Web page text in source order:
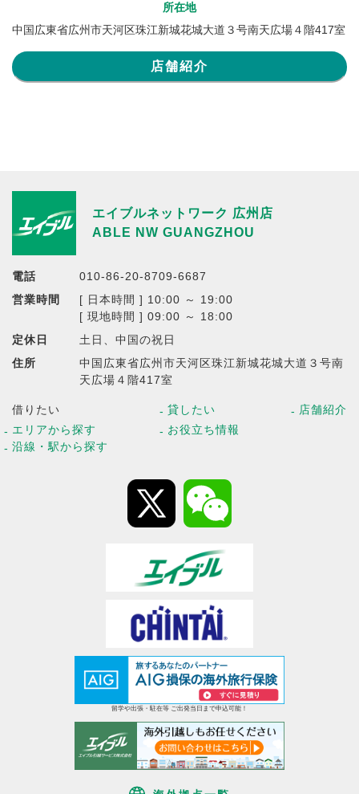
所在地
中国広東省広州市天河区珠江新城花城大道３号南天広場４階417室
店舗紹介
エイブルネットワーク 広州店
ABLE NW GUANGZHOU
電話
010-86-20-8709-6687
営業時間
[ 日本時間 ] 10:00 ～ 19:00
[ 現地時間 ] 09:00 ～ 18:00
定休日
土日、中国の祝日
住所
中国広東省広州市天河区珠江新城花城大道３号南
天広場４階417室
借りたい
エリアから探す
沿線・駅から探す
貸したい
お役立ち情報
店舗紹介
留学や出張・駐在等 ご出発当日まで申込可能！